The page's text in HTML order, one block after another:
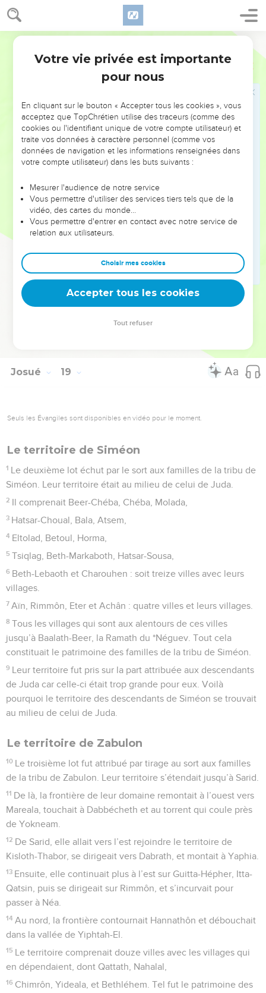
Josué 18
aboutissait à la pointe nord de la mer Morte vers
l’embouchure du Jourdain. Voilà où passait leur frontière
méridionale.
Le Jourdain constituait la frontière du côté est. Telles
furent les frontières du territoire attribué aux familles des
Benjamin : Jéricho, Beth-Hogla, Emeq-Qetsits,
Beth-Araba, Tsemaraïm, Béthel,
Avvim, Para, Ophra,
Kephar-Ammonaï, Ophni et Guéba : soit douze villes et
Gabaon, Rama, Beéroth,
Mitspé, Kephira, Motsa,
Reqem, Yirpeél, Tareala,
Tsela, Eleph, Yebous c’est-à-dire Jérusalem, Guibeath,
Qiryath : soit quatorze villes avec les villages qui en
dépendent. Tout cela constituait le *patrimoine des familles
de Benjamin.
La Bible Du Semeur Copyright © 1992, 1999 by Biblica, Inc.® Used by permission.
Josué 19
Seuls les Évangiles sont disponibles en vidéo pour le moment.
Le territoire de Siméon
1 Le deuxième lot échut par le sort aux familles de la tribu de
Siméon. Leur territoire était au milieu de celui de Juda.
2 Il comprenait Beer-Chéba, Chéba, Molada,
3 Hatsar-Choual, Bala, Atsem,
4 Eltolad, Betoul, Horma,
5 Tsiqlag, Beth-Markaboth, Hatsar-Sousa,
6 Beth-Lebaoth et Charouhen : soit treize villes avec leurs
villages.
7 Aïn, Rimmôn, Eter et Achân : quatre villes et leurs villages.
8 Tous les villages qui sont aux alentours de ces villes
jusqu’à Baalath-Beer, la Ramath du *Néguev. Tout cela
constituait le patrimoine des familles de la tribu de Siméon.
9 Leur territoire fut pris sur la part attribuée aux descendants
de Juda car celle-ci était trop grande pour eux. Voilà
pourquoi le territoire des descendants de Siméon se trouvait
au milieu de celui de Juda.
Le territoire de Zabulon
10 Le troisième lot fut attribué par tirage au sort aux familles
de la tribu de Zabulon. Leur territoire s’étendait jusqu’à Sarid.
11 De là, la frontière de leur domaine remontait à l’ouest vers
Mareala, touchait à Dabbécheth et au torrent qui coule près
de Yokneam.
12 De Sarid, elle allait vers l’est rejoindre le territoire de
Kisloth-Thabor, se dirigeait vers Dabrath, et montait à Yaphia.
13 Ensuite, elle continuait plus à l’est sur Guitta-Hépher, Itta-
Qatsin, puis se dirigeait sur Rimmôn, et s’incurvait pour
passer à Néa.
14 Au nord, la frontière contournait Hannathôn et débouchait
dans la vallée de Yiphtah-El.
15 Le territoire comprenait douze villes avec les villages qui
en dépendaient, dont Qattath, Nahalal,
16 Chimrôn, Yideala, et Bethléhem. Tel fut le patrimoine des
Votre vie privée est importante
pour nous
En cliquant sur le bouton « Accepter tous les cookies », vous
acceptez que TopChrétien utilise des traceurs (comme des
cookies ou l'identifiant unique de votre compte utilisateur) et
traite vos données à caractère personnel (comme vos
données de navigation et les informations renseignées dans
votre compte utilisateur) dans les buts suivants :
Mesurer l'audience de notre service
Vous permettre d'utiliser des services tiers tels que de la
vidéo, des cartes du monde…
Vous permettre d'entrer en contact avec notre service de
relation aux utilisateurs.
Choisir mes cookies
Accepter tous les cookies
Tout refuser